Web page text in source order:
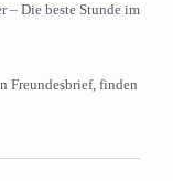
– Die beste Stunde im
Freundesbrief, finden